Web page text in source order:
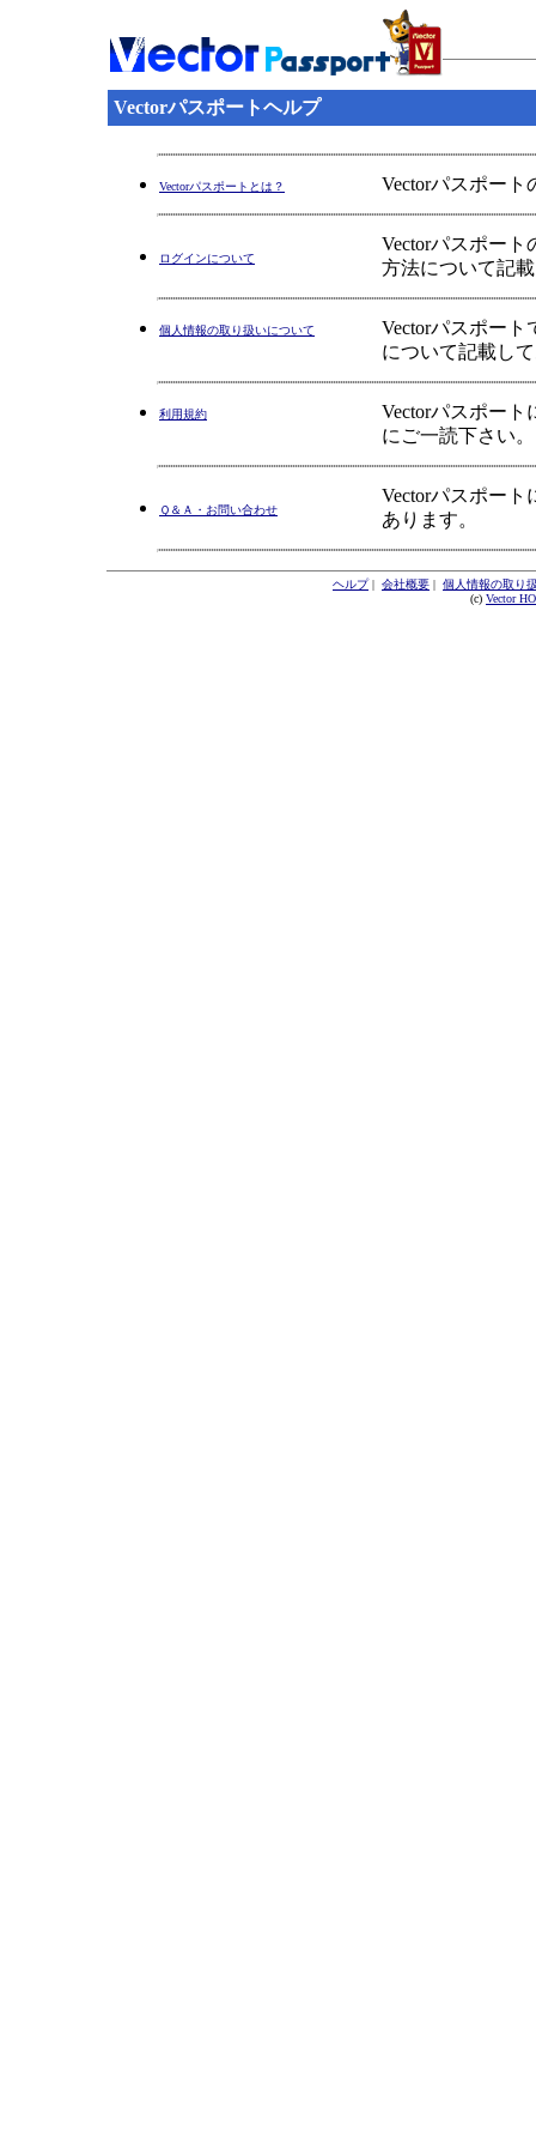
Vectorパスポートヘルプ
Vectorパスポートとは？ Vectorパスポー
ログインについて
Vectorパスポー
方法について記
個人情報の取り扱いについて
Vectorパスポー
について記載し
利用規約
Vectorパスポー
にご一読下さい。
Ｑ＆Ａ・お問い合わせ
Vectorパスポー
あります。
ヘルプ| 会社概要 | 個人情報の取り
(c) Vector